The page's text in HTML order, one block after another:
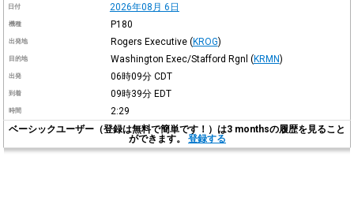
日付 2026年08月 6日
機種 P180
出発地 Rogers Executive (KROG)
目的地 Washington Exec/Stafford Rgnl (KRMN)
出発 06時09分 CDT
到着 09時39分 EDT
時間
2:29
ベーシックユーザー（登録は無料で簡単です！）は3 monthsの履歴を見ること
ができます。 登録する